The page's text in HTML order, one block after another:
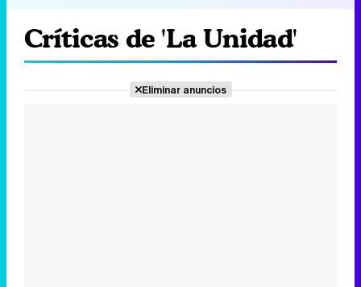
Críticas de 'La Unidad'
Eliminar anuncios